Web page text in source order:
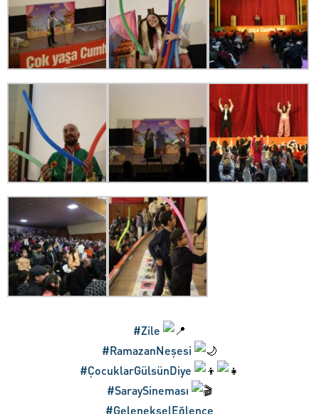
#Zile
#RamazanNeşesi
#ÇocuklarGülsünDiye
#SaraySineması
#GelenekselEğlence